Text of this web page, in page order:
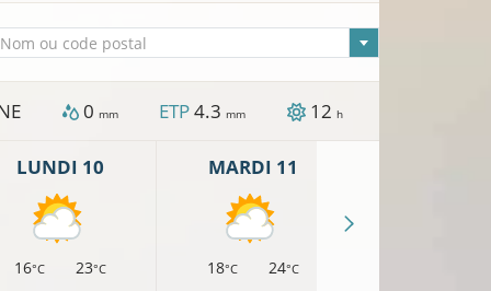
sélectionnée
Nom ou code postal
0 mm ETP4.3 mm 12 h
LUNDI 10
16°C 23°C
MARDI 11
18°C 24°C